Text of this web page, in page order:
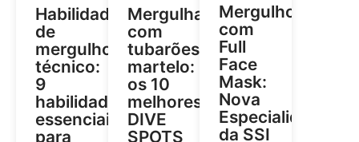
Habilidades
de
mergulho
técnico:
9
habilidades
essenciais
para
Mergulhar
com
tubarões-
martelo:
os 10
melhores
DIVE
SPOTS
Mergulho
com
Full
Face
Mask:
Nova
Especialidade
da SSI